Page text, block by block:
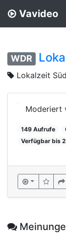
Vavideo
WDR
Lokalzeit
Moderiert
149 Aufrufe
Verfügbar bis